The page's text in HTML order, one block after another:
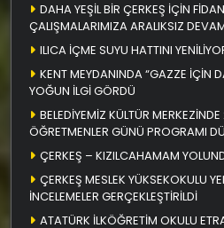
DAHA YEŞİL BİR ÇERKEŞ İÇİN
ÇALIŞMALARIMIZA ARALIKSIZ
ILICA İÇME SUYU HATTINI
KENT MEYDANINDA “GAZZE İÇİN
YOĞUN İLGİ GÖRDÜ
BELEDİYEMİZ KÜLTÜR
ÖĞRETMENLER GÜNÜ PROGRAMI
ÇERKEŞ – KIZILCAHAMAM
ÇERKEŞ MESLEK YÜKSEKOKULU
İNCELEMELER GERÇEKLEŞTİRİLDİ
ATATÜRK İLKÖĞRETİM OKULU